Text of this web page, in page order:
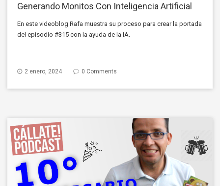
Generando Monitos Con Inteligencia Artificial
En este videoblog Rafa muestra su proceso para crear la portada
del episodio #315 con la ayuda de la IA.
2 enero, 2024 0 Comments